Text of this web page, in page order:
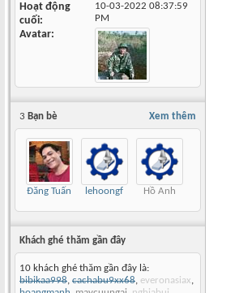
Hoạt động
cuối
10-03-2022 08:37:59
PM
Avatar
Xem thêm
3 Bạn bè
Đăng Tuấn lehoongf Hồ Anh
Khách ghé thăm gần đây
10 khách ghé thăm gần đây là:
bibikaa998, cachabu9xx68, everonasiax,